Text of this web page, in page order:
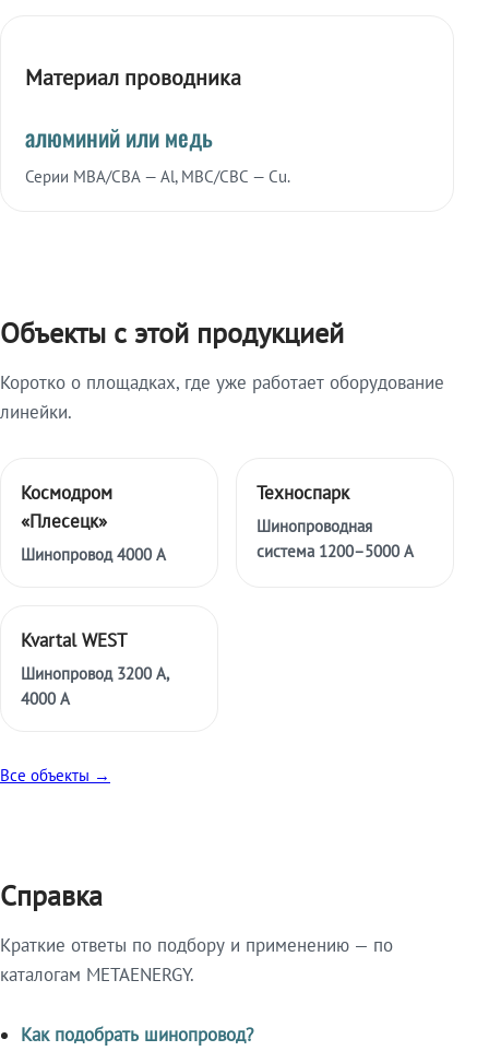
Материал проводника
алюминий или медь
Серии МВА/СВА — Al, МВС/СВС — Cu.
Объекты с этой продукцией
Коротко о площадках, где уже работает оборудование
линейки.
Космодром
«Плесецк»
Шинопровод 4000 А
Техноспарк
Шинопроводная
система 1200–5000 А
Kvartal WEST
Шинопровод 3200 А,
4000 А
Все объекты →
Справка
Краткие ответы по подбору и применению — по
каталогам METAENERGY.
Как подобрать шинопровод?